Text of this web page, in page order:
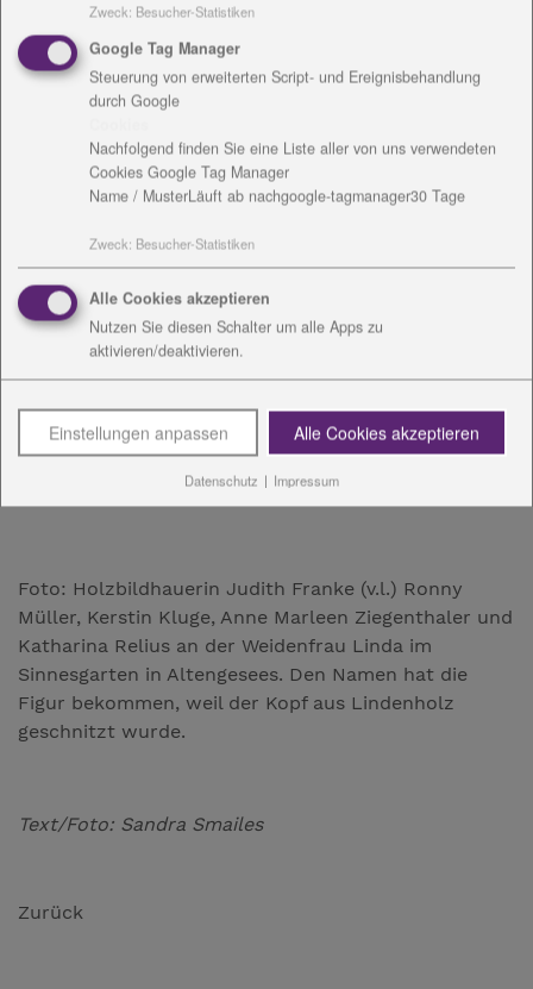
Gestell mit starken Stöcken vorbereitet. Der schön
gestaltete Kopf wurde aufgesetzt und dann konnten
sich Gäste des Jahresfestes am Flechten probieren.
„Ich bin sehr froh, dass so viele Leute mitgeflochten
haben. So ist etwas in wahrer Gemeinschaftsarbeit
entstanden“, sagt Katharina Relius.
Er liegt auf dem Gelände der Wohn- und Werkstätten
für Menschen mit Behinderung und ist für jeden
zugänglich. Ein Besuch in Altengesees lohnt sich
Töpferei, Weberei, Riesenschaukel und mehr gibt es
dort zu entdecken.
Foto: Holzbildhauerin Judith Franke (v.l.) Ronny
Müller, Kerstin Kluge, Anne Marleen Ziegenthaler und
Katharina Relius an der Weidenfrau Linda im
Sinnesgarten in Altengesees. Den Namen hat die
Figur bekommen, weil der Kopf aus Lindenholz
geschnitzt wurde.
Text/Foto: Sandra Smailes
Zurück
Zweck: Besucher-Statistiken
Google Tag Manager
Steuerung von erweiterten Script- und Ereignisbehandlung
durch Google
Nachfolgend finden Sie eine Liste aller von uns verwendeten
Cookies Google Tag Manager
Name / MusterLäuft ab nachgoogle-tagmanager30 Tage
Zweck: Besucher-Statistiken
Alle Cookies akzeptieren
Nutzen Sie diesen Schalter um alle Apps zu
aktivieren/deaktivieren.
Einstellungen anpassen Alle Cookies akzeptieren
Datenschutz | Impressum